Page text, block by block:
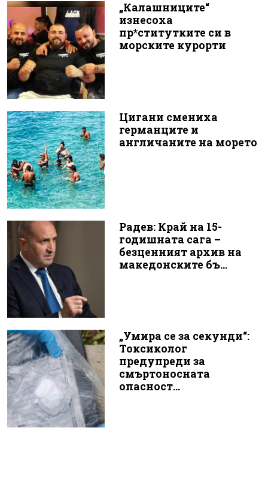
„Калашниците“
изнесоха
пр*ститутките си в
морските курорти
Цигани смениха
германците и
англичаните на морето
Радев: Край на 15-
годишната сага –
безценният архив на
македонските бъ...
„Умира се за секунди“:
Токсиколог
предупреди за
смъртоносната
опасност...